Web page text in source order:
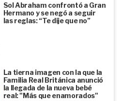
Sol Abraham confrontó a Gran
Hermano y se negó a seguir
las reglas: “Te dije que no”
La tierna imagen con la que la
Familia Real Británica anunció
la llegada de la nueva bebé
real: "Más que enamorados"